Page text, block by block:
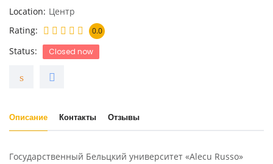
Location Центр
Rating
0.0
Status Closed now
Описание Контакты Отзывы
Государственный Бельцкий университет «Alecu Russo»